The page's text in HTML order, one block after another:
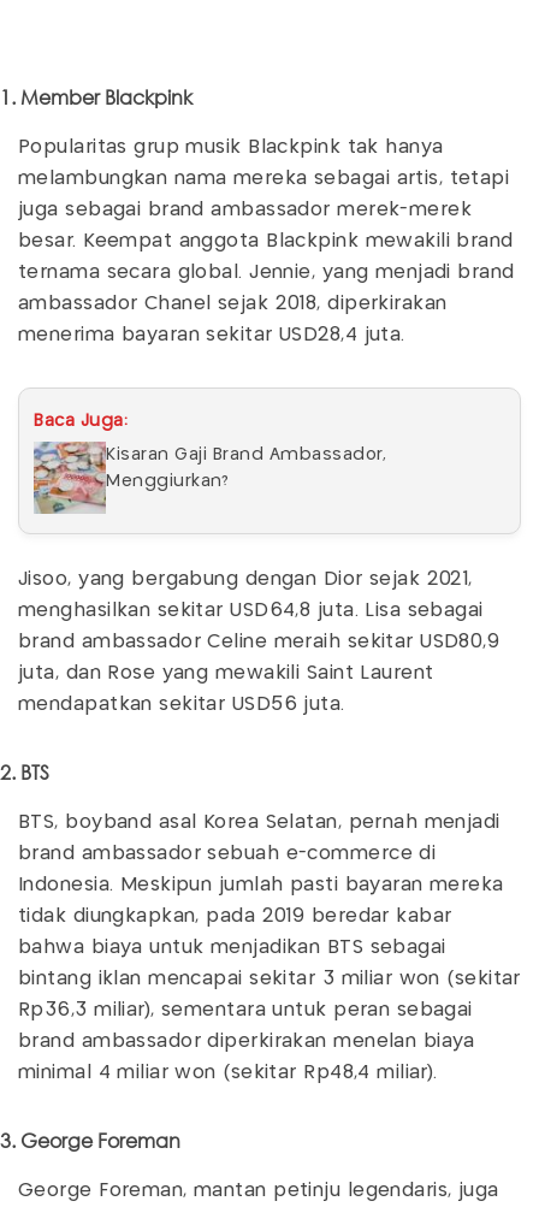
1. Member Blackpink
Popularitas grup musik Blackpink tak hanya
melambungkan nama mereka sebagai artis, tetapi
juga sebagai brand ambassador merek-merek
besar. Keempat anggota Blackpink mewakili brand
ternama secara global. Jennie, yang menjadi brand
ambassador Chanel sejak 2018, diperkirakan
menerima bayaran sekitar USD28,4 juta.
Baca Juga:
Kisaran Gaji Brand Ambassador,
Menggiurkan?
Jisoo, yang bergabung dengan Dior sejak 2021,
menghasilkan sekitar USD64,8 juta. Lisa sebagai
brand ambassador Celine meraih sekitar USD80,9
juta, dan Rose yang mewakili Saint Laurent
mendapatkan sekitar USD56 juta.
2. BTS
BTS, boyband asal Korea Selatan, pernah menjadi
brand ambassador sebuah e-commerce di
Indonesia. Meskipun jumlah pasti bayaran mereka
tidak diungkapkan, pada 2019 beredar kabar
bahwa biaya untuk menjadikan BTS sebagai
bintang iklan mencapai sekitar 3 miliar won (sekitar
Rp36,3 miliar), sementara untuk peran sebagai
brand ambassador diperkirakan menelan biaya
minimal 4 miliar won (sekitar Rp48,4 miliar).
3. George Foreman
George Foreman, mantan petinju legendaris, juga